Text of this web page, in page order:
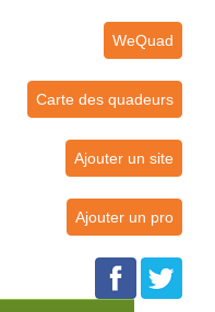
WeQuad
Carte des quadeurs
Ajouter un site
Ajouter un pro